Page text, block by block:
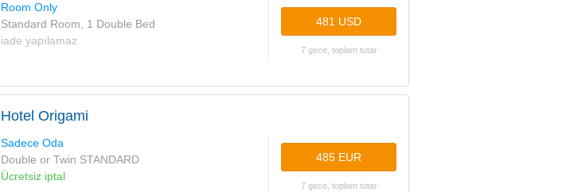
Room Only
Standard Room, 1 Double Bed
iade yapılamaz
481 USD
7 gece, toplam tutar
Hotel Origami
Sadece Oda
Double or Twin STANDARD
Ücretsiz iptal
485 EUR
7 gece, toplam tutar